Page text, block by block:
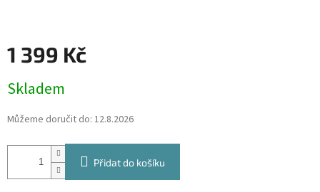
1 399 Kč
cena:
Skladem
Můžeme doručit do: 12.8.2026
Přidat do košíku